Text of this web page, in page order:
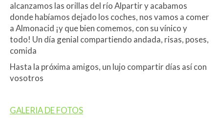
alcanzamos las orillas del río Alpartir y acabamos
donde habíamos dejado los coches, nos vamos a comer
a Almonacid ¡y que bien comemos, con su vínico y
todo! Un día genial compartiendo andada, risas, poses,
comida
Hasta la próxima amigos, un lujo compartir días así con
vosotros
GALERIA DE FOTOS